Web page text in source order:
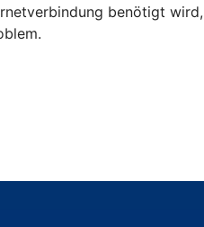
benötigt wird,